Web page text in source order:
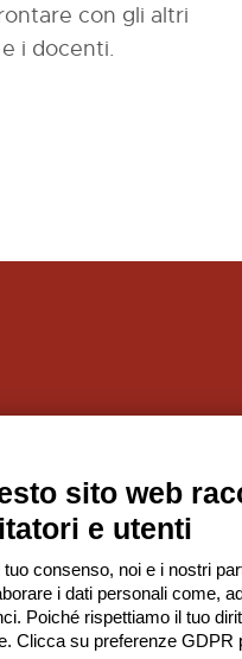
con gli altri
i docenti.
sito web
e utenti
tuo consenso, noi e i nostri
i dati personali come,
Poiché rispettiamo il tuo
Clicca su preferenze GDPR